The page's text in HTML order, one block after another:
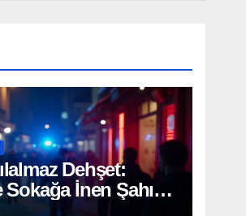
Dehşet:
Sokağa İnen Şahıs